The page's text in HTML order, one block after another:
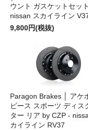
ウント ガスケットセッ
nissan スカイライン
9,800円(税抜)
Paragon Brakes │ アケ
ピース スポーツ ディス
ター リア by CZP -
カイライン RV37